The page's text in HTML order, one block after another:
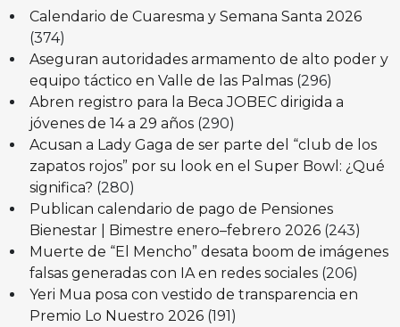
Calendario de Cuaresma y Semana Santa 2026
(374)
Aseguran autoridades armamento de alto poder y
equipo táctico en Valle de las Palmas (296)
Abren registro para la Beca JOBEC dirigida a
jóvenes de 14 a 29 años (290)
Acusan a Lady Gaga de ser parte del “club de los
zapatos rojos” por su look en el Super Bowl: ¿Qué
significa? (280)
Publican calendario de pago de Pensiones
Bienestar | Bimestre enero–febrero 2026 (243)
Muerte de “El Mencho” desata boom de imágenes
falsas generadas con IA en redes sociales (206)
Yeri Mua posa con vestido de transparencia en
Premio Lo Nuestro 2026 (191)